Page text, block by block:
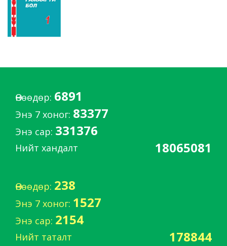
Өнөөдөр: 6891
Энэ 7 хоног: 83377
Энэ сар: 331376
Нийт хандалт 18065081
Өнөөдөр: 238
Энэ 7 хоног: 1527
Энэ сар: 2154
Нийт таталт 178844